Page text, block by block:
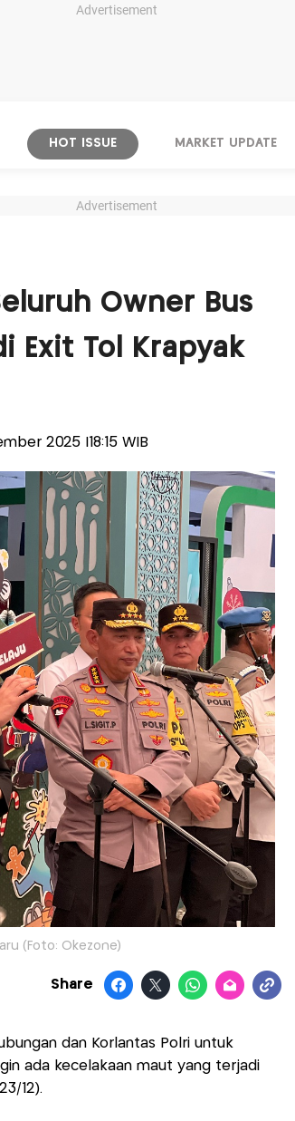
Advertisement
HOT ISSUE MARKET UPDATE
Advertisement
Owner Bus
Exit Tol Krapyak
2025 |18:15 WIB
(Foto: Okezone)
Share
dan Korlantas Polri untuk
ada kecelakaan maut yang terjadi
12).